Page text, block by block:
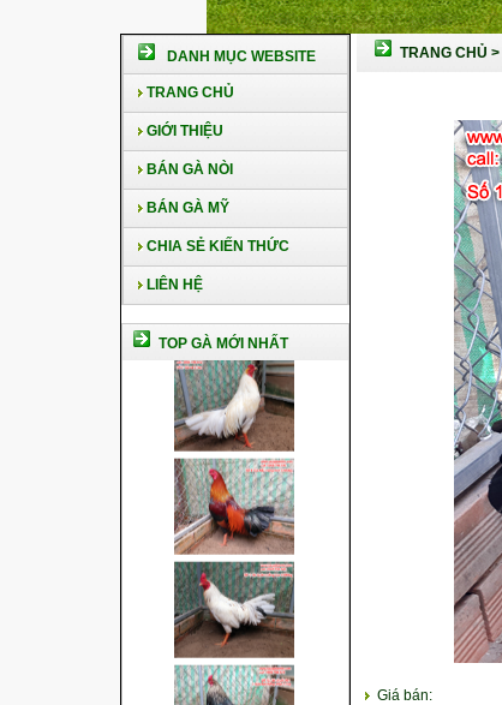
DANH MỤC WEBSITE
TRANG CHỦ
GIỚI THIỆU
BÁN GÀ NÒI
BÁN GÀ MỸ
CHIA SẺ KIẾN THỨC
LIÊN HỆ
TOP GÀ MỚI NHẤT
TRANG CHỦ >
Giá bán: